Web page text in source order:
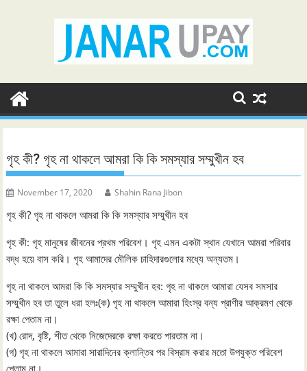
গৃহ কী? গৃহ না থাকলে আমরা কি কি সমস্যার সম্মুখীন হব
November 17, 2020 Shahin Rana Jibon
গৃহ কী? গৃহ না থাকলে আমরা কি কি সমস্যার সম্মুখীন হব
গৃহ কী: গৃহ মানুষের জীবনের প্রথম পরিবেশ। গৃহ এমন একটা স্থান যেখানে আমরা পরিবার
বদ্ধ হয়ে বাস করি। গৃহ আমাদের মৌলিক চাহিদারগুলোর মধ্যে অন্যতম।
গৃহ না থাকলে আমরা কি কি সমস্যার সম্মুখীন হব: গৃহ না থাকলে আমারা যেসব সমসার
সম্মুখীন হব তা তুলে ধরা হলঃ(ক) গৃহ না থাকলে আমারা হিংস্র বন্য প্রাণীর আক্রমণ থেকে
রক্ষা পেতাম না।
(খ) রোদ, বৃষ্টি, শীত থেকে নিজেদেরকে রক্ষা করতে পারতাম না।
(গ) গৃহ না থাকলে আমারা সারাদিনের ক্লান্তির পর বিস্রাম করার মতো উপযুক্ত পরিবেশ
পেতাম না।